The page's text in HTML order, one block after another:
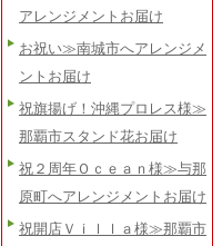
アレンジメントお届け
お祝い≫南城市へアレンジメ
ントお届け
祝旗揚げ！沖縄プロレス様≫
那覇市スタンド花お届け
祝２周年Ｏｃｅａｎ様≫与那
原町へアレンジメントお届け
祝開店Ｖｉｌｌａ様≫那覇市